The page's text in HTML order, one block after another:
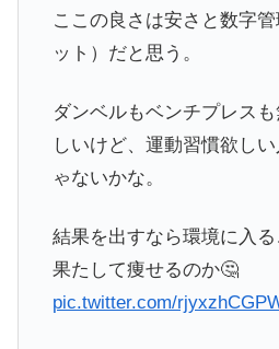
ここの良さは安さと数字
ット）だと思う。
ダンベルもベンチプレス
しいけど、運動習慣欲し
ゃないかな。
結果を出すなら環境に入る
果たして痩せるのか🤔
pic.twitter.com/